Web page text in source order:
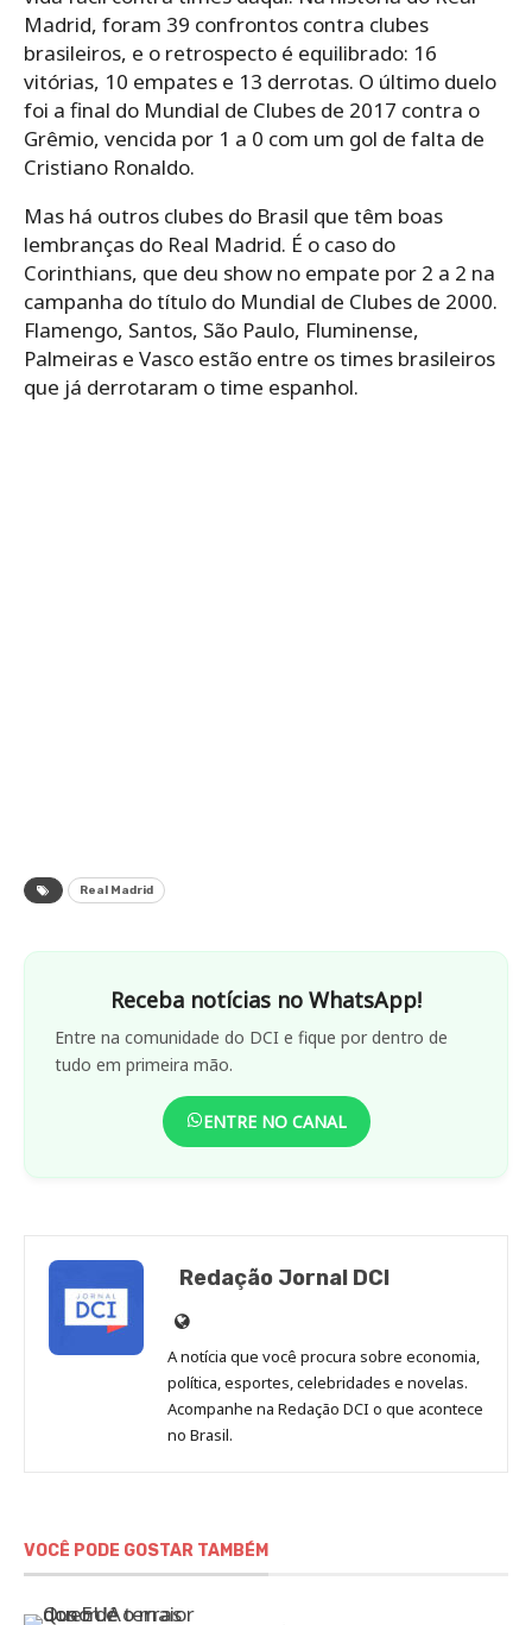
Madrid, foram 39 confrontos contra clubes
brasileiros, e o retrospecto é equilibrado: 16
vitórias, 10 empates e 13 derrotas. O último duelo
foi a final do Mundial de Clubes de 2017 contra o
Grêmio, vencida por 1 a 0 com um gol de falta de
Cristiano Ronaldo.
Mas há outros clubes do Brasil que têm boas
lembranças do Real Madrid. É o caso do
Corinthians, que deu show no empate por 2 a 2 na
campanha do título do Mundial de Clubes de 2000.
Flamengo, Santos, São Paulo, Fluminense,
Palmeiras e Vasco estão entre os times brasileiros
que já derrotaram o time espanhol.
Real Madrid
Receba notícias no WhatsApp!
Entre na comunidade do DCI e fique por dentro de
tudo em primeira mão.
ENTRE NO CANAL
Redação Jornal DCI
Site
de
Redação
Jornal
DCI
A notícia que você procura sobre economia,
política, esportes, celebridades e novelas.
Acompanhe na Redação DCI o que acontece
no Brasil.
VOCÊ PODE GOSTAR TAMBÉM